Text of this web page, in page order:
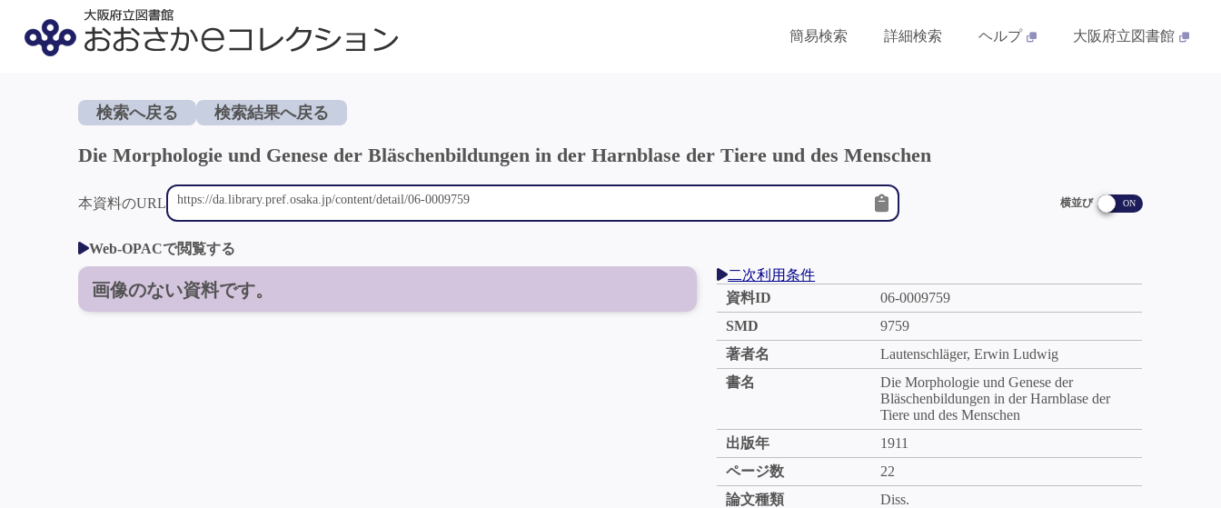
簡易検索 詳細検索 ヘルプ 大阪府立図書館
検索へ戻る 検索結果へ戻る
Die Morphologie und Genese der Bläschenbildungen in der Harnblase der Tiere und des Menschen
本資料のURL 横並び
Web-OPACで閲覧する
画像のない資料です。
二次利用条件
資料ID
06-0009759
SMD
9759
著者名
Lautenschläger, Erwin Ludwig
書名
Die Morphologie und Genese der
Bläschenbildungen in der Harnblase der
Tiere und des Menschen
出版年
1911
ページ数
22
論文種類
Diss.